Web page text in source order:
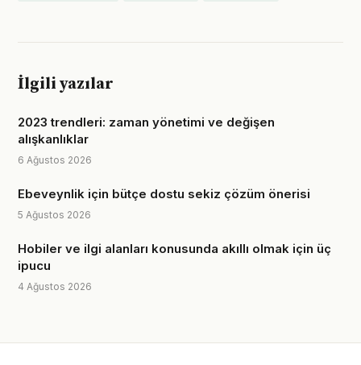
İlgili yazılar
2023 trendleri: zaman yönetimi ve değişen
alışkanlıklar
6 Ağustos 2026
Ebeveynlik için bütçe dostu sekiz çözüm önerisi
5 Ağustos 2026
Hobiler ve ilgi alanları konusunda akıllı olmak için üç
ipucu
4 Ağustos 2026